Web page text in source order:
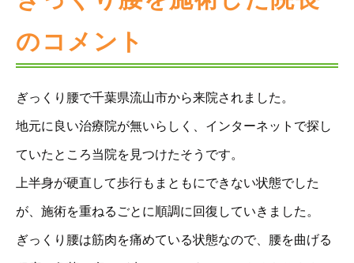
のコメント
ぎっくり腰で千葉県流山市から来院されました。
地元に良い治療院が無いらしく、インターネットで探し
ていたところ当院を見つけたそうです。
上半身が硬直して歩行もまともにできない状態でした
が、施術を重ねるごとに順調に回復していきました。
ぎっくり腰は筋肉を痛めている状態なので、腰を曲げる